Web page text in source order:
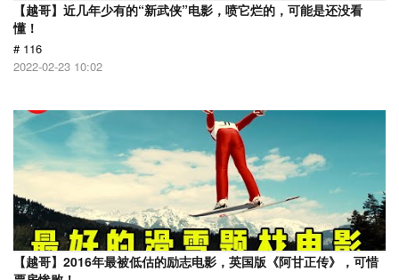
【越哥】近几年少有的“新武侠”电影，喷它烂的，可能是还没看
懂！
# 116
2022-02-23 10:02
【越哥】2016年最被低估的励志电影，英国版《阿甘正传》，可惜